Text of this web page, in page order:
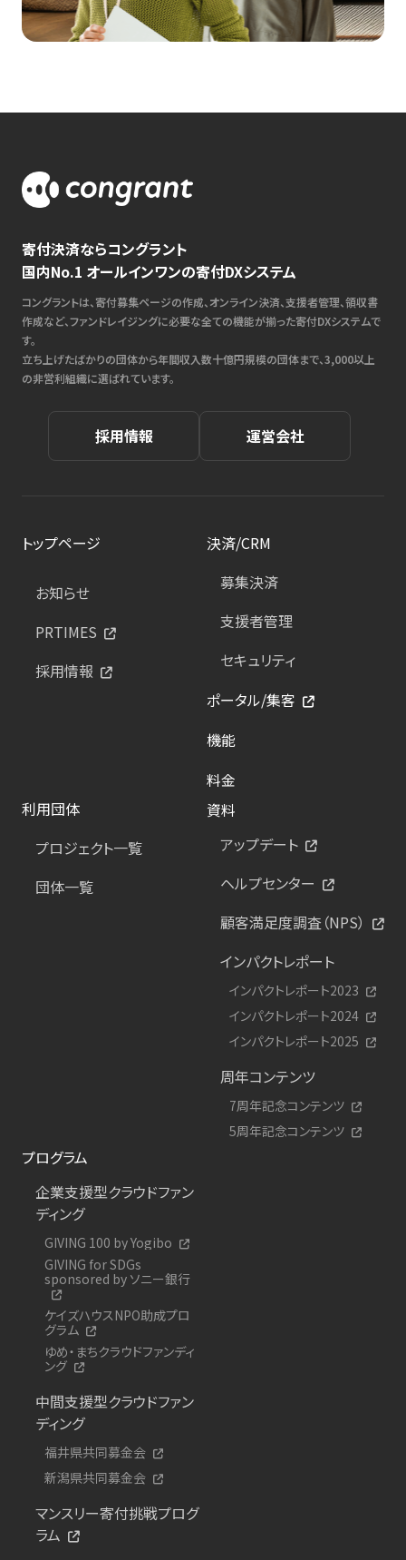
寄付決済ならコングラント
国内No.1 オールインワンの寄付DXシステム
コングラントは、寄付募集ページの作成、オンライン決済、支援者管理、領収書
作成など、ファンドレイジングに必要な全ての機能が揃った寄付DXシステムで
す。
立ち上げたばかりの団体から年間収入数十億円規模の団体まで、3,000以上
の非営利組織に選ばれています。
採用情報 運営会社
トップページ
お知らせ
PRTIMES
採用情報
決済/CRM
募集決済
支援者管理
セキュリティ
ポータル/集客
機能
料金
利用団体
プロジェクト一覧
団体一覧
資料
アップデート
ヘルプセンター
顧客満足度調査（NPS）
インパクトレポート
インパクトレポート2023
インパクトレポート2024
インパクトレポート2025
周年コンテンツ
7周年記念コンテンツ
5周年記念コンテンツ
プログラム
企業支援型クラウドファン
ディング
GIVING 100 by Yogibo
GIVING for SDGs
sponsored by ソニー銀行
ケイズハウスNPO助成プロ
グラム
ゆめ・まちクラウドファンディ
ング
中間支援型クラウドファン
ディング
福井県共同募金会
新潟県共同募金会
マンスリー寄付挑戦プログ
ラム